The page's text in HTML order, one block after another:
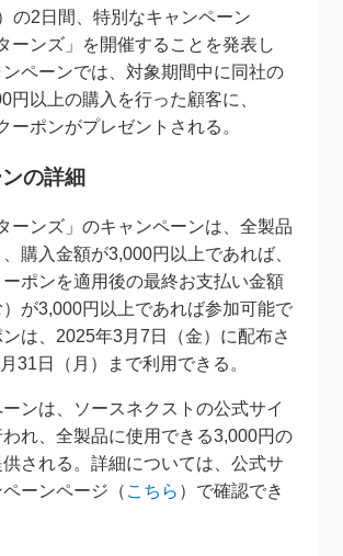
の2日間、特別なキャンペーン
ーンズ」を開催することを発表し
ペーンでは、対象期間中に同社の
円以上の購入を行った顧客に、
ーポンがプレゼントされる。
の詳細
ーンズ」のキャンペーンは、全製品
購入金額が3,000円以上であれば、
ポンを適用後の最終お支払い金額
）が3,000円以上であれば参加可能で
は、2025年3月7日（金）に配布さ
31日（月）まで利用できる。
ンは、ソースネクストの公式サイ
われ、全製品に使用できる3,000円の
される。詳細については、公式サ
ーンページ（ こちら ）で確認でき